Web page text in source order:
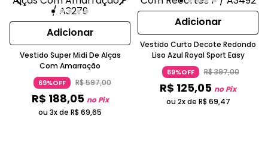
Adicionar
Vestido Super Midi De Alças
Com Amarração
69%OFF R$597,00
R$ 188,05 no Pix
ou 3x de R$ 69,65
Adicionar
Vestido Curto Decote Redondo
Liso Azul Royal Sport Easy
69%OFF R$397,00
R$ 125,05 no Pix
ou 2x de R$ 69,47